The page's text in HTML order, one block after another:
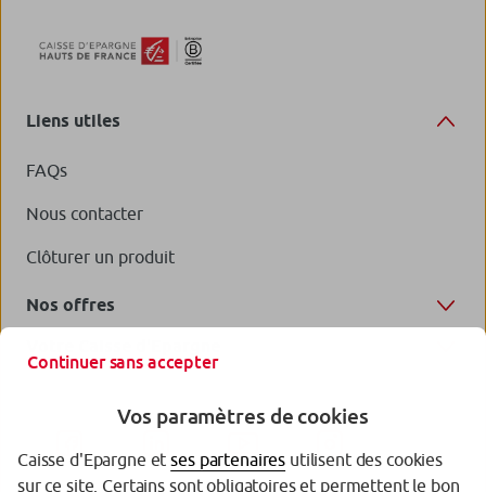
Liens utiles
FAQs
Nous contacter
Clôturer un produit
Nos offres
Continuer sans accepter
Vos paramètres de cookies
Caisse d'Epargne etses partenaires utilisent des cookies
sur ce site. Certains sont obligatoires et permettent le bon